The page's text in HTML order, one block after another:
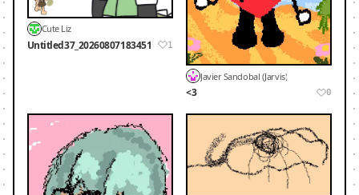
Cute Liz
Untitled37_20260807183451 1
Javier Sandobal (Jarvis)
<3 0